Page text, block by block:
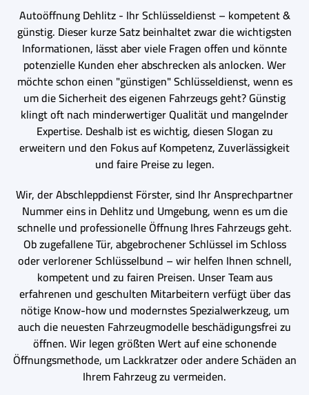
Autoöffnung Dehlitz - Ihr Schlüsseldienst – kompetent &
günstig. Dieser kurze Satz beinhaltet zwar die wichtigsten
Informationen, lässt aber viele Fragen offen und könnte
potenzielle Kunden eher abschrecken als anlocken. Wer
möchte schon einen "günstigen" Schlüsseldienst, wenn es
um die Sicherheit des eigenen Fahrzeugs geht? Günstig
klingt oft nach minderwertiger Qualität und mangelnder
Expertise. Deshalb ist es wichtig, diesen Slogan zu
erweitern und den Fokus auf Kompetenz, Zuverlässigkeit
und faire Preise zu legen.
Wir, der Abschleppdienst Förster, sind Ihr Ansprechpartner
Nummer eins in Dehlitz und Umgebung, wenn es um die
schnelle und professionelle Öffnung Ihres Fahrzeugs geht.
Ob zugefallene Tür, abgebrochener Schlüssel im Schloss
oder verlorener Schlüsselbund – wir helfen Ihnen schnell,
kompetent und zu fairen Preisen. Unser Team aus
erfahrenen und geschulten Mitarbeitern verfügt über das
nötige Know-how und modernstes Spezialwerkzeug, um
auch die neuesten Fahrzeugmodelle beschädigungsfrei zu
öffnen. Wir legen größten Wert auf eine schonende
Öffnungsmethode, um Lackkratzer oder andere Schäden an
Ihrem Fahrzeug zu vermeiden.